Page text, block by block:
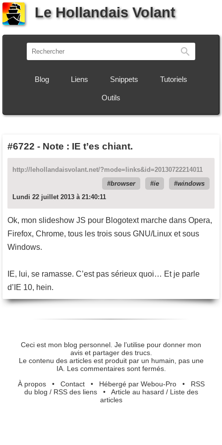
Le Hollandais Volant
Blog Liens Snippets Tutoriels
Outils
#6722 - Note : IE t’es chiant.
http://lehollandaisvolant.net/?mode=links&id=20130722214011
browser
ie
windows
Lundi 22 juillet 2013 à 21:40:11
Ok, mon slideshow JS pour Blogotext marche dans Opera,
Firefox, Chrome, tous les trois sous GNU/Linux et sous
Windows.
IE, lui, se ramasse. C’est pas sérieux quoi… Et je parle
d’IE 10, hein.
Ceci est mon blog personnel. Je l’utilise pour donner mon
avis et partager des trucs.
Le contenu des articles est produit par un humain, pas une
IA. Les commentaires sont fermés.
À propos• Contact• Hébergé par Webou-Pro• RSS
du blog / RSS des liens• Article au hasard / Liste des
articles